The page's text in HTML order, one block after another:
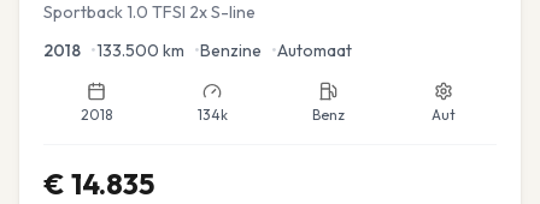
Sportback 1.0 TFSI 2x S-line
2018 •133.500 km •Benzine •Automaat
2018 134k Benz Aut
€ 14.835